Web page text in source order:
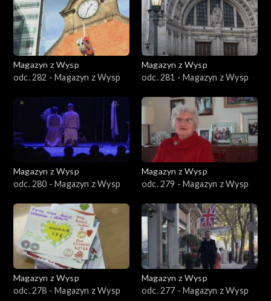
Magazyn z Wysp
odc. 282 - Magazyn z Wysp
Magazyn z Wysp
odc. 281 - Magazyn z Wysp
Magazyn z Wysp
odc. 280 - Magazyn z Wysp
Magazyn z Wysp
odc. 279 - Magazyn z Wysp
Magazyn z Wysp
odc. 278 - Magazyn z Wysp
Magazyn z Wysp
odc. 277 - Magazyn z Wysp